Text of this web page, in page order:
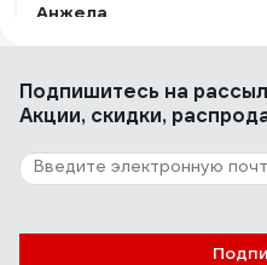
Анжела
Отлично создает
виниловых обоев на
реставрационных работ
поверхность окрашенную
красила акриловой
31 отзыв
PROF акриловая,
Подпишитесь на
Акции, скидки,